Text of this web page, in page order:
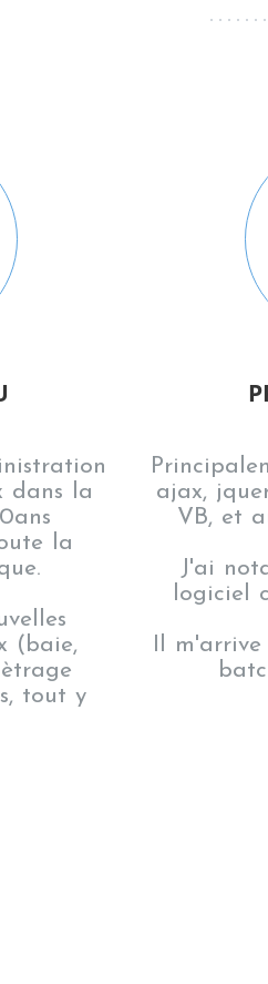
dans la
la
(baie,
tout y
ajax,
VB, et
J'ai
logiciel
Il m'arrive